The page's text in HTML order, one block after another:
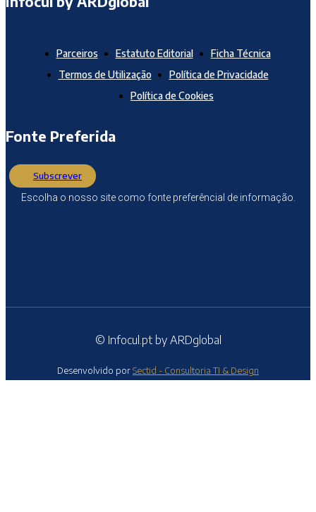
Parceiros Estatuto Editorial
Ficha Técnica
Termos de Utilização
Política de Privacidade
Política de Cookies
Fonte Preferida
Subscrever
Escolha o nosso site como fonte preferêncial de informação.
© Infocul.pt by ARDglobal
Desenvolvido porSectid - Consultoria TI & Design